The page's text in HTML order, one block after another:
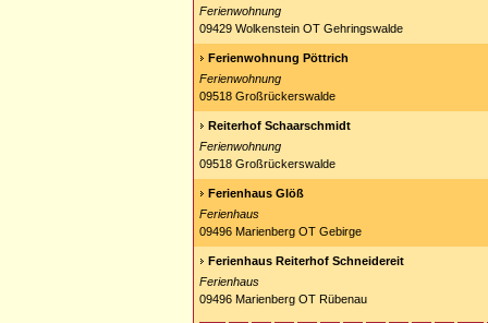
Ferienwohnung
09429 Wolkenstein OT Gehringswalde
Ferienwohnung Pöttrich
Ferienwohnung
09518 Großrückerswalde
Reiterhof Schaarschmidt
Ferienwohnung
09518 Großrückerswalde
Ferienhaus Glöß
Ferienhaus
09496 Marienberg OT Gebirge
Ferienhaus Reiterhof Schneidereit
Ferienhaus
09496 Marienberg OT Rübenau